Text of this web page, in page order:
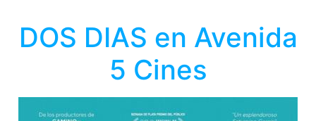
DOS DIAS en Avenida
5 Cines